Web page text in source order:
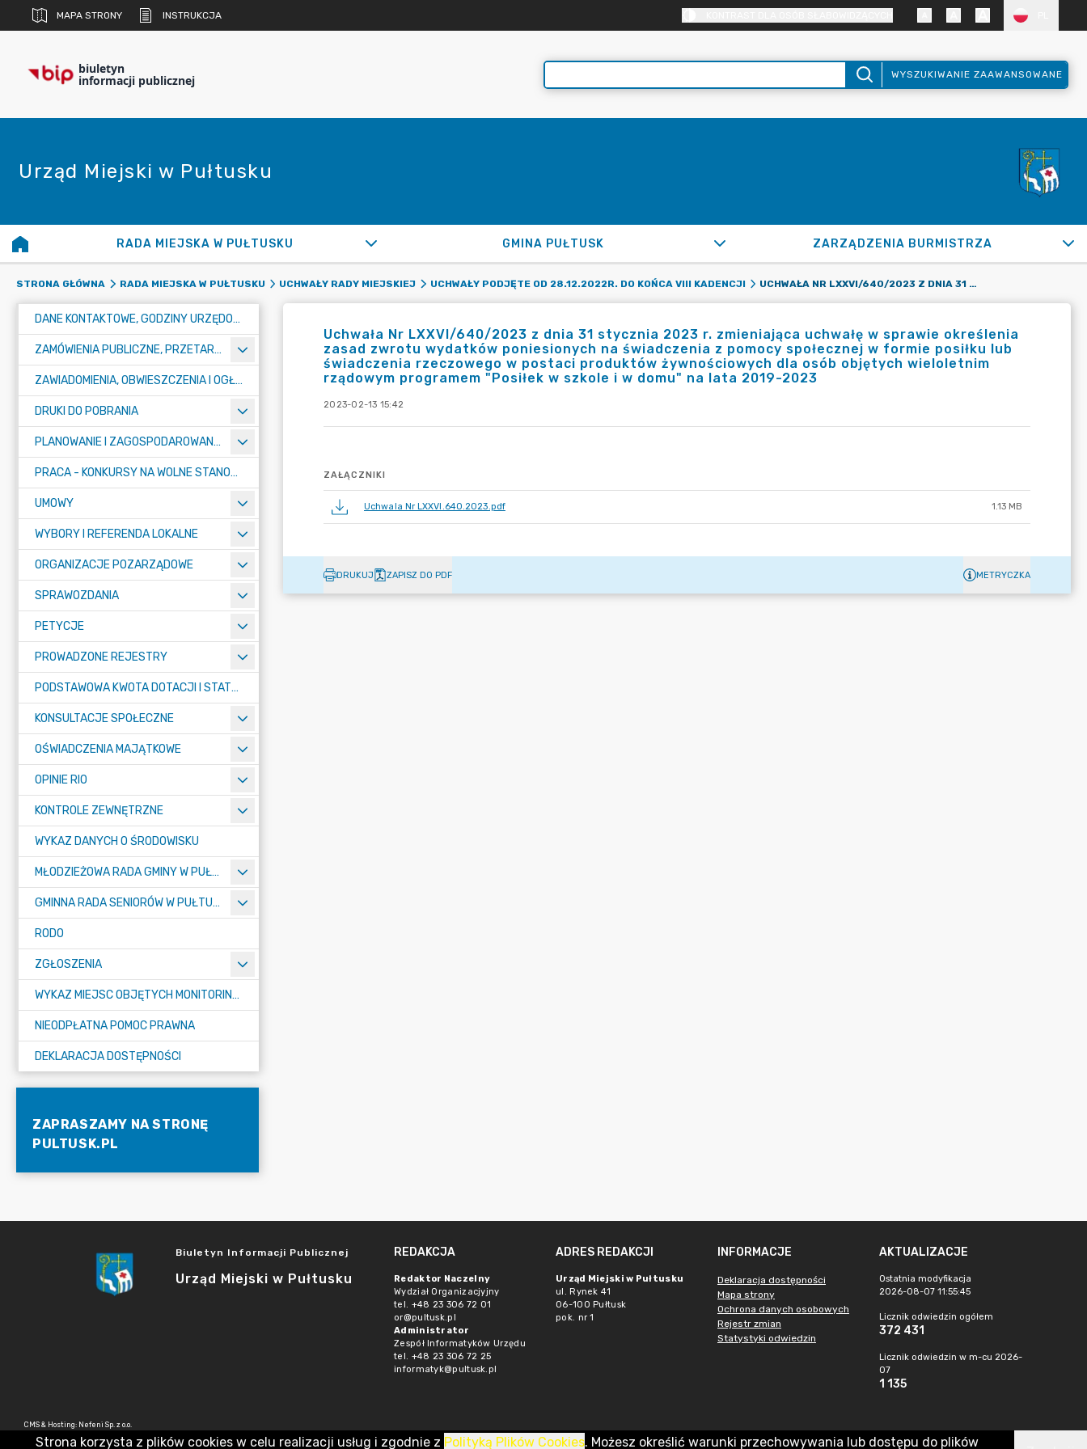
MAPA STRONY INSTRUKCJA
biuletyn
informacji publicznej WYSZUKIWANIE ZAAWANSOWANE
Urząd Miejski w Pułtusku
RADA MIEJSKA W PUŁTUSKU GMINA PUŁTUSK ZARZĄDZENIA BURMISTRZA
STRONA GŁÓWNA RADA MIEJSKA W PUŁTUSKU UCHWAŁY RADY MIEJSKIEJ UCHWAŁY PODJĘTE OD 28.12.2022R. DO KOŃCA VIII KADENCJI UCHWAŁA NR LXXVI/640/2023 Z DNIA 31 STYCZNIA 2023 R. ZMIENIAJĄCA UCHWAŁĘ W SPRAWIE OKREŚLENIA ZASAD ZWROTU WYDATKÓW PONIESIONYCH NA ŚWIADCZENIA Z POMOCY SPOŁECZNEJ W FORMIE POSIŁKU LUB ŚWIADCZENIA RZECZOWEGO W POSTACI PRODUKTÓW ŻYWNOŚCIOWYCH DLA OSÓB OBJĘTYCH WIELOLETNIM RZĄDOWYM PROGRAMEM "POSIŁEK W SZKOLE I W DOMU" NA LATA 2019-2023
DANE KONTAKTOWE, GODZINY URZĘDOWANIA I NUMER KONTA BANKOWEGO
ZAMÓWIENIA PUBLICZNE, PRZETARGI, KONKURSY
ZAWIADOMIENIA, OBWIESZCZENIA I OGŁOSZENIA
DRUKI DO POBRANIA
PLANOWANIE I ZAGOSPODAROWANIE PRZESTRZENNE
PRACA - KONKURSY NA WOLNE STANOWISKA
UMOWY
WYBORY I REFERENDA LOKALNE
ORGANIZACJE POZARZĄDOWE
SPRAWOZDANIA
PETYCJE
PROWADZONE REJESTRY
PODSTAWOWA KWOTA DOTACJI I STATYSTYCZNA LICZBA UCZNIÓW
KONSULTACJE SPOŁECZNE
OŚWIADCZENIA MAJĄTKOWE
OPINIE RIO
KONTROLE ZEWNĘTRZNE
WYKAZ DANYCH O ŚRODOWISKU
MŁODZIEŻOWA RADA GMINY W PUŁTUSKU
GMINNA RADA SENIORÓW W PUŁTUSKU
RODO
ZGŁOSZENIA
WYKAZ MIEJSC OBJĘTYCH MONITORINGIEM
NIEODPŁATNA POMOC PRAWNA
DEKLARACJA DOSTĘPNOŚCI
ZAPRASZAMY NA STRONĘ
PULTUSK.PL
Uchwała Nr LXXVI/640/2023 z dnia 31 stycznia 2023 r. zmieniająca uchwałę w sprawie określenia
zasad zwrotu wydatków poniesionych na świadczenia z pomocy społecznej w formie posiłku lub
świadczenia rzeczowego w postaci produktów żywnościowych dla osób objętych wieloletnim
rządowym programem "Posiłek w szkole i w domu" na lata 2019-2023
2023-02-13 15:42
ZAŁĄCZNIKI
Uchwala Nr LXXVI.640.2023.pdf 1.13 MB
DRUKUJ ZAPISZ DO PDF METRYCZKA
Biuletyn Informacji Publicznej
Urząd Miejski w Pułtusku
REDAKCJA
Redaktor Naczelny
Wydział Organizacjyjny
tel. +48 23 306 72 01
or@pultusk.pl
Administrator
Zespół Informatyków Urzędu
tel. +48 23 306 72 25
informatyk@pultusk.pl
ADRES REDAKCJI
Urząd Miejski w Pułtusku
ul. Rynek 41
06-100 Pułtusk
pok. nr 1
INFORMACJE
Deklaracja dostępności
Mapa strony
Ochrona danych osobowych
Rejestr zmian
Statystyki odwiedzin
AKTUALIZACJE
Ostatnia modyfikacja
2026-08-07 11:55:45
Licznik odwiedzin ogółem
372 431
Licznik odwiedzin w m-cu 2026-
07
1 135
CMS & Hosting: Nefeni Sp. z o.o.
Strona korzysta z plików cookies w celu realizacji usług i zgodnie z Polityką Plików Cookies. Możesz określić warunki przechowywania lub dostępu do plików